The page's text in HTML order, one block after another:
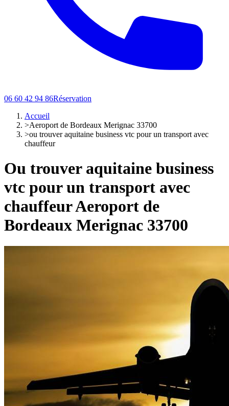
06 60 42 94 86Réservation
Accueil
>Aeroport de Bordeaux Merignac 33700
>ou trouver aquitaine business vtc pour un transport avec
chauffeur
Ou trouver aquitaine business
vtc pour un transport avec
chauffeur Aeroport de
Bordeaux Merignac 33700